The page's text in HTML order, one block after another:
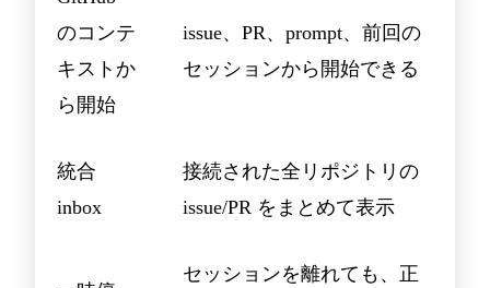
のコンテ
キストか
ら開始
issue、PR、prompt、前回の
セッションから開始できる
統合
inbox
接続された全リポジトリの
issue/PR をまとめて表示
セッションを離れても、正